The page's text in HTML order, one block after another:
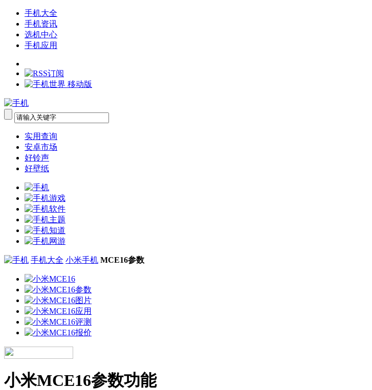
手机大全
手机资讯
选机中心
手机应用
实用查询
安卓市场
好铃声
好壁纸
手机大全 小米手机 MCE16参数
小米MCE16参数功能